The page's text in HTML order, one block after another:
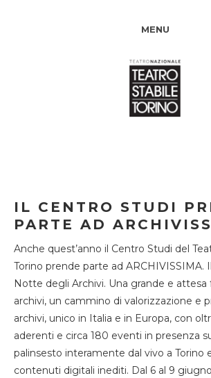
MENU
IL CENTRO STUDI
PARTE AD
Anche quest’anno il Centro Studi del
Torino prende parte ad ARCHIVISSIMA.
Notte degli Archivi. Una grande e
archivi, un cammino di valorizzazione e
archivi, unico in Italia e in Europa, con
aderenti e circa 180 eventi in presenza
palinsesto interamente dal vivo a Torino
contenuti digitali inediti. Dal 6 al 9